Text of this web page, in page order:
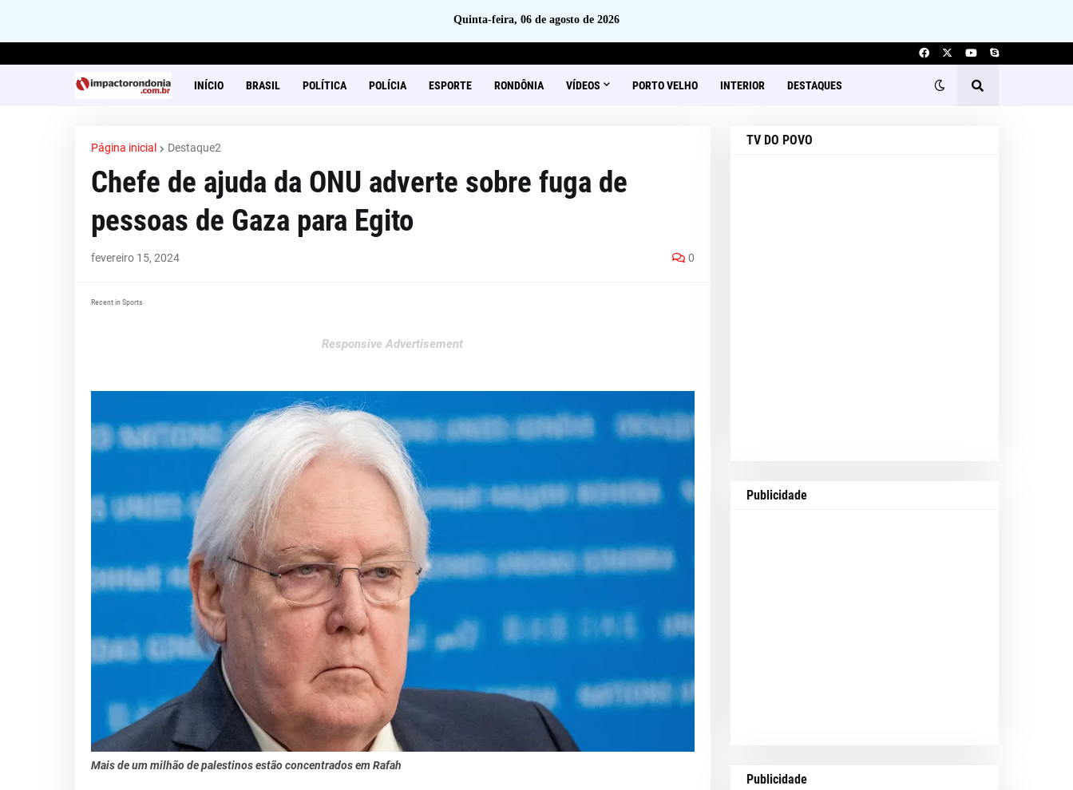
Quinta-feira, 06 de agosto de 2026
INÍCIO BRASIL POLÍTICA POLÍCIA ESPORTE RONDÔNIA VÍDEOS PORTO VELHO INTERIOR DESTAQUES
Página inicial Destaque2
Chefe de ajuda da ONU adverte sobre fuga de
pessoas de Gaza para Egito
fevereiro 15, 2024 0
Recent in Sports
Responsive Advertisement
Mais de um milhão de palestinos estão concentrados em Rafah
TV DO POVO
Publicidade
Publicidade